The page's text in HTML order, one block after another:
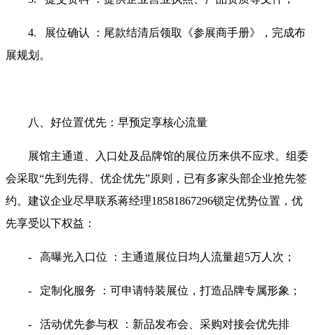
4. 展位确认 ：尾款结清后领取《参展商手册》，完成布
展规划。
八、好位置优先：早预定享核心流量
展馆主通道、入口处及品牌馆的展位历来供不应求。组委
会采取“先到先得、优企优先”原则，已有多家头部企业抢先签
约。建议企业尽早联系蒋经理18581867296锁定优势位置，优
先享受以下权益：
- 高曝光入口位 ：主通道展位日均人流量超5万人次；
- 定制化服务 ：可申请特装展位，打造品牌专属形象；
- 活动优先参与权 ：新品发布会、采购对接会优先排